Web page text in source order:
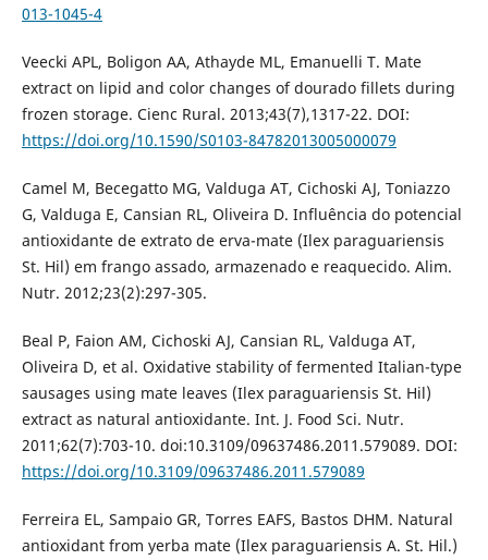
013-1045-4
Veecki APL, Boligon AA, Athayde ML, Emanuelli T. Mate
extract on lipid and color changes of dourado fillets during
frozen storage. Cienc Rural. 2013;43(7),1317-22. DOI:
https://doi.org/10.1590/S0103-84782013005000079
Camel M, Becegatto MG, Valduga AT, Cichoski AJ, Toniazzo
G, Valduga E, Cansian RL, Oliveira D. Influência do potencial
antioxidante de extrato de erva-mate (Ilex paraguariensis
St. Hil) em frango assado, armazenado e reaquecido. Alim.
Nutr. 2012;23(2):297-305.
Beal P, Faion AM, Cichoski AJ, Cansian RL, Valduga AT,
Oliveira D, et al. Oxidative stability of fermented Italian-type
sausages using mate leaves (Ilex paraguariensis St. Hil)
extract as natural antioxidante. Int. J. Food Sci. Nutr.
2011;62(7):703-10. doi:10.3109/09637486.2011.579089. DOI:
https://doi.org/10.3109/09637486.2011.579089
Ferreira EL, Sampaio GR, Torres EAFS, Bastos DHM. Natural
antioxidant from yerba mate (Ilex paraguariensis A. St. Hil.)